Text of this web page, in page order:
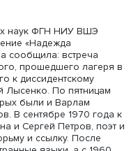
учебники истории
Надежда Яковлевна
Надежде
о близком
стоит: жена поэта
катастрофы, а